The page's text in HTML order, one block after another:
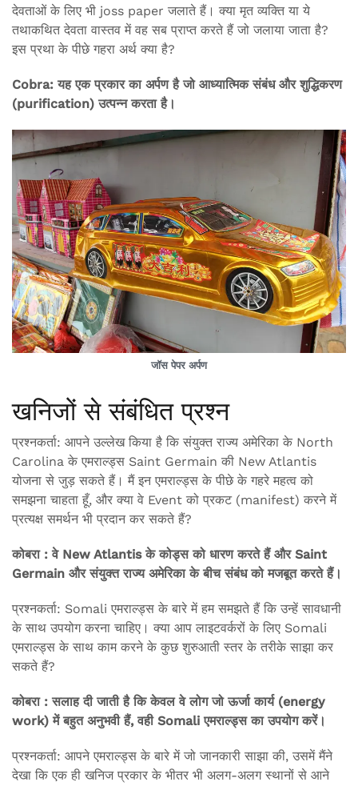
देवताओं के लिए भी joss paper जलाते हैं। क्या मृत व्यक्ति या ये
तथाकथित देवता वास्तव में वह सब प्राप्त करते हैं जो जलाया जाता है?
इस प्रथा के पीछे गहरा अर्थ क्या है?
Cobra: यह एक प्रकार का अर्पण है जो आध्यात्मिक संबंध और शुद्धिकरण
(purification) उत्पन्न करता है।
जॉस पेपर अर्पण
खनिजों से संबंधित प्रश्न
प्रश्नकर्ता: आपने उल्लेख किया है कि संयुक्त राज्य अमेरिका के North
Carolina के एमराल्ड्स Saint Germain की New Atlantis
योजना से जुड़ सकते हैं। मैं इन एमराल्ड्स के पीछे के गहरे महत्व को
समझना चाहता हूँ, और क्या वे Event को प्रकट (manifest) करने में
प्रत्यक्ष समर्थन भी प्रदान कर सकते हैं?
कोबरा : वे New Atlantis के कोड्स को धारण करते हैं और Saint
Germain और संयुक्त राज्य अमेरिका के बीच संबंध को मजबूत करते हैं।
प्रश्नकर्ता: Somali एमराल्ड्स के बारे में हम समझते हैं कि उन्हें सावधानी
के साथ उपयोग करना चाहिए। क्या आप लाइटवर्करों के लिए Somali
एमराल्ड्स के साथ काम करने के कुछ शुरुआती स्तर के तरीके साझा कर
सकते हैं?
कोबरा : सलाह दी जाती है कि केवल वे लोग जो ऊर्जा कार्य (energy
work) में बहुत अनुभवी हैं, वही Somali एमराल्ड्स का उपयोग करें।
प्रश्नकर्ता: आपने एमराल्ड्स के बारे में जो जानकारी साझा की, उसमें मैंने
देखा कि एक ही खनिज प्रकार के भीतर भी अलग-अलग स्थानों से आने